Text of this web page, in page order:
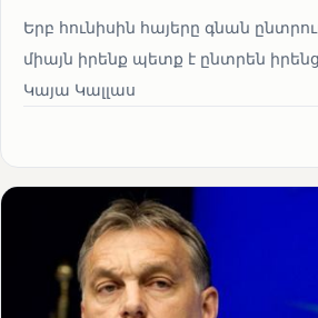
Երբ հունիսին հայերը գնան
միայն իրենք պետք է ընտրեն
Կայա Կալլաս